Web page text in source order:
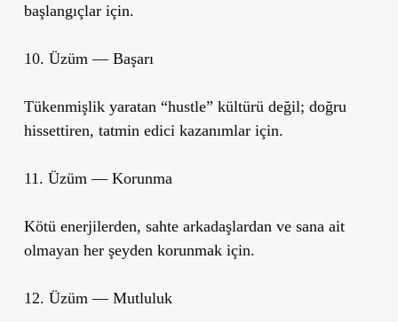
başlangıçlar için.
10. Üzüm — Başarı
Tükenmişlik yaratan “hustle” kültürü değil; doğru
hissettiren, tatmin edici kazanımlar için.
11. Üzüm — Korunma
Kötü enerjilerden, sahte arkadaşlardan ve sana ait
olmayan her şeyden korunmak için.
12. Üzüm — Mutluluk